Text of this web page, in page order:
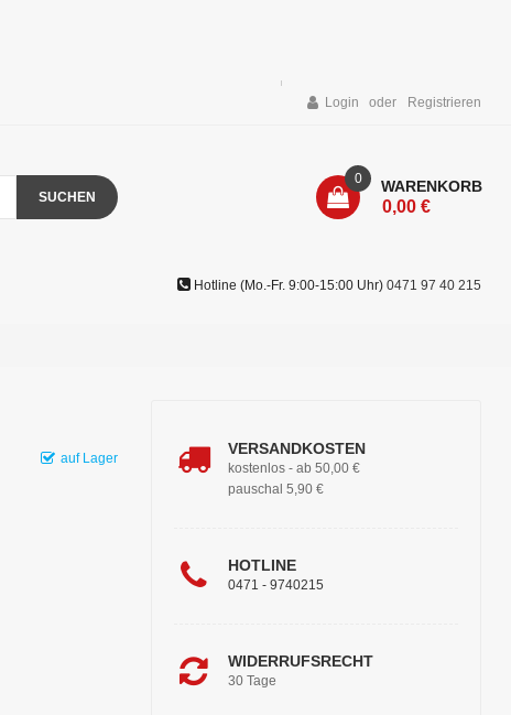
Login Registrieren
SUCHEN
WARENKORB
0
0,00 €
Hotline (Mo.-Fr. 9:00-15:00 Uhr) 0471 97 40 215
auf Lager
VERSANDKOSTEN
kostenlos - ab 50,00 €
pauschal 5,90 €
HOTLINE
0471 - 9740215
WIDERRUFSRECHT
30 Tage